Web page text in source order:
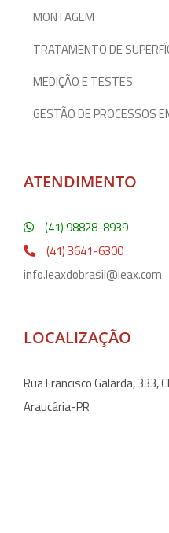
MONTAGEM
TRATAMENTO DE
MEDIÇÃO E TESTES
GESTÃO DE PROCESSOS
ATENDIMENTO
(41) 98828-8939
(41) 3641-6300
info.leaxdobrasil@leax.com
LOCALIZAÇÃO
Rua Francisco Galarda, 333,
Araucária-PR